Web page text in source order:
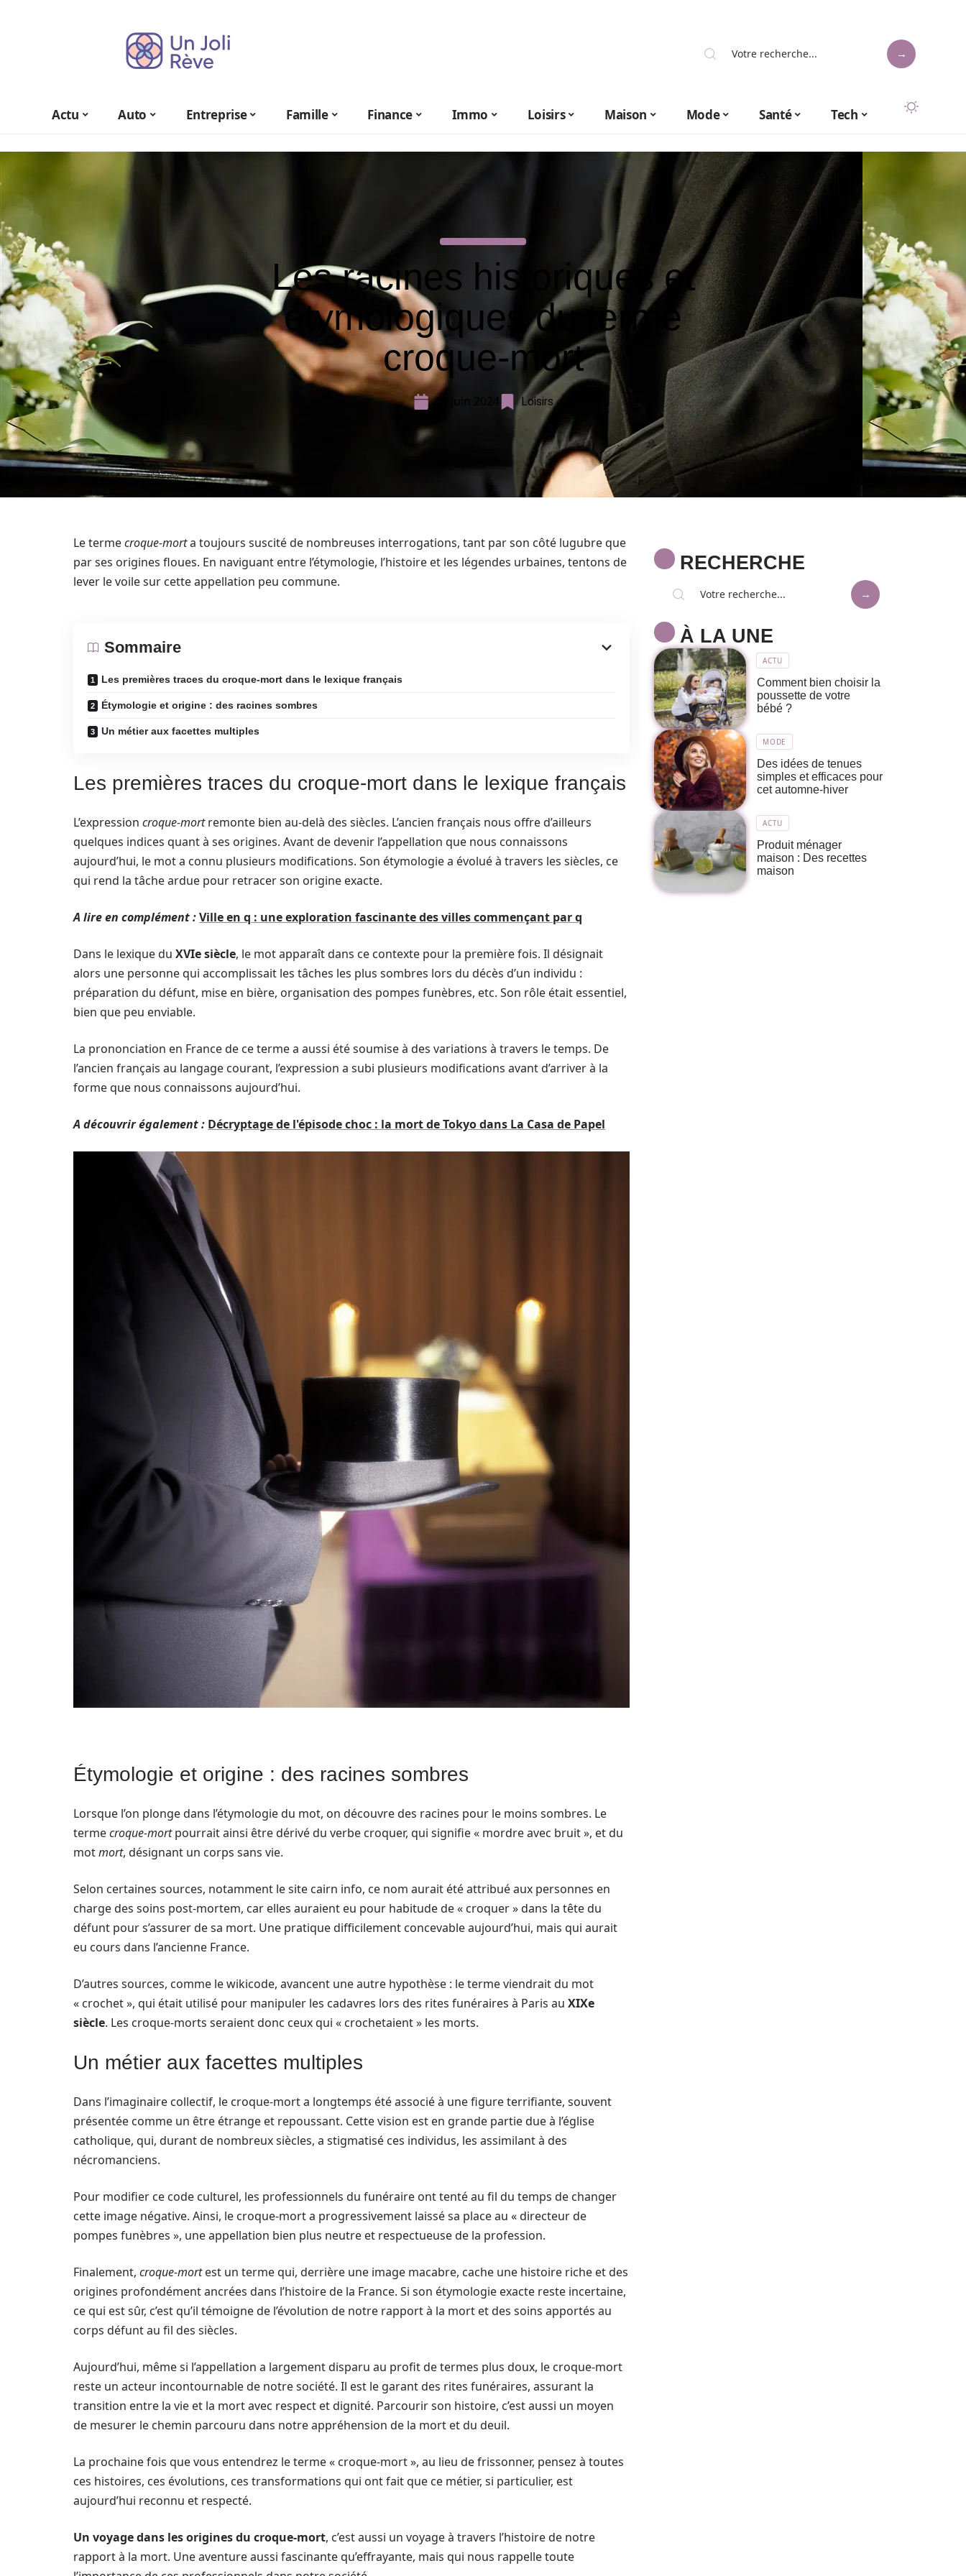
Actu Auto Entreprise Famille Finance Immo Loisirs Maison Mode Santé Tech
Les racines historiques et
étymologiques du terme
croque-mort
16 juin 2024 Loisirs
Le termecroque-morta toujours suscité de nombreuses interrogations, tant par son côté lugubre que
par ses origines floues. En naviguant entre l’étymologie, l’histoire et les légendes urbaines, tentons de
lever le voile sur cette appellation peu commune.
Sommaire
Les premières traces du croque-mort dans le lexique français
Étymologie et origine : des racines sombres
Un métier aux facettes multiples
Les premières traces du croque-mort dans le lexique français
L’expression croque-mortremonte bien au-delà des siècles. L’ancien français nous offre d’ailleurs
quelques indices quant à ses origines. Avant de devenir l’appellation que nous connaissons
aujourd’hui, le mot a connu plusieurs modifications. Son étymologie a évolué à travers les siècles, ce
qui rend la tâche ardue pour retracer son origine exacte.
A lire en complément :Ville en q : une exploration fascinante des villes commençant par q
Dans le lexique du XVIe siècle, le mot apparaît dans ce contexte pour la première fois. Il désignait
alors une personne qui accomplissait les tâches les plus sombres lors du décès d’un individu :
préparation du défunt, mise en bière, organisation des pompes funèbres, etc. Son rôle était essentiel,
bien que peu enviable.
La prononciation en France de ce terme a aussi été soumise à des variations à travers le temps. De
l’ancien français au langage courant, l’expression a subi plusieurs modifications avant d’arriver à la
forme que nous connaissons aujourd’hui.
A découvrir également : Décryptage de l'épisode choc : la mort de Tokyo dans La Casa de Papel
Étymologie et origine : des racines sombres
Lorsque l’on plonge dans l’étymologie du mot, on découvre des racines pour le moins sombres. Le
termecroque-mortpourrait ainsi être dérivé du verbe croquer, qui signifie « mordre avec bruit », et du
motmort, désignant un corps sans vie.
Selon certaines sources, notamment le site cairn info, ce nom aurait été attribué aux personnes en
charge des soins post-mortem, car elles auraient eu pour habitude de « croquer » dans la tête du
défunt pour s’assurer de sa mort. Une pratique difficilement concevable aujourd’hui, mais qui aurait
eu cours dans l’ancienne France.
D’autres sources, comme le wikicode, avancent une autre hypothèse : le terme viendrait du mot
« crochet », qui était utilisé pour manipuler les cadavres lors des rites funéraires à Paris au XIXe
siècle. Les croque-morts seraient donc ceux qui « crochetaient » les morts.
Un métier aux facettes multiples
Dans l’imaginaire collectif, le croque-mort a longtemps été associé à une figure terrifiante, souvent
présentée comme un être étrange et repoussant. Cette vision est en grande partie due à l’église
catholique, qui, durant de nombreux siècles, a stigmatisé ces individus, les assimilant à des
nécromanciens.
Pour modifier ce code culturel, les professionnels du funéraire ont tenté au fil du temps de changer
cette image négative. Ainsi, le croque-mort a progressivement laissé sa place au « directeur de
pompes funèbres », une appellation bien plus neutre et respectueuse de la profession.
Finalement, croque-mortest un terme qui, derrière une image macabre, cache une histoire riche et des
origines profondément ancrées dans l’histoire de la France. Si son étymologie exacte reste incertaine,
ce qui est sûr, c’est qu’il témoigne de l’évolution de notre rapport à la mort et des soins apportés au
corps défunt au fil des siècles.
Aujourd’hui, même si l’appellation a largement disparu au profit de termes plus doux, le croque-mort
reste un acteur incontournable de notre société. Il est le garant des rites funéraires, assurant la
transition entre la vie et la mort avec respect et dignité. Parcourir son histoire, c’est aussi un moyen
de mesurer le chemin parcouru dans notre appréhension de la mort et du deuil.
La prochaine fois que vous entendrez le terme « croque-mort », au lieu de frissonner, pensez à toutes
ces histoires, ces évolutions, ces transformations qui ont fait que ce métier, si particulier, est
aujourd’hui reconnu et respecté.
Un voyage dans les origines du croque-mort, c’est aussi un voyage à travers l’histoire de notre
rapport à la mort. Une aventure aussi fascinante qu’effrayante, mais qui nous rappelle toute
RECHERCHE
À LA UNE
ACTU
Comment bien choisir la
poussette de votre
bébé ?
MODE
Des idées de tenues
simples et efficaces pour
cet automne-hiver
ACTU
Produit ménager
maison : Des recettes
maison